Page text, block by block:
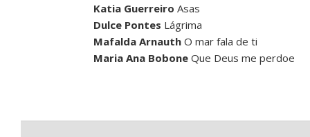
Katia Guerreiro Asas
Dulce Pontes Lágrima
Mafalda Arnauth O mar fala de ti
Maria Ana Bobone Que Deus me perdoe